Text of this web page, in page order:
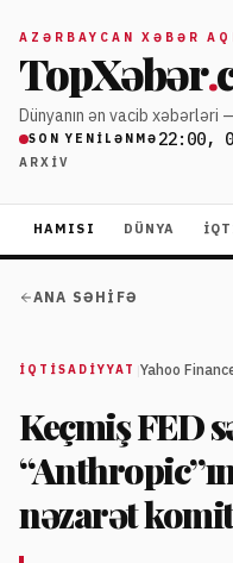
AZƏRBAYCAN XƏBƏR
TopXəbər.
Dünyanın ən vacib xəbərləri
SON YENILƏNMƏ 22:00,
ARXIV
HAMISI DÜNYA
ANA SƏHIFƏ
İQTISADIYYAT Yahoo
Keçmiş FED
nəzarət